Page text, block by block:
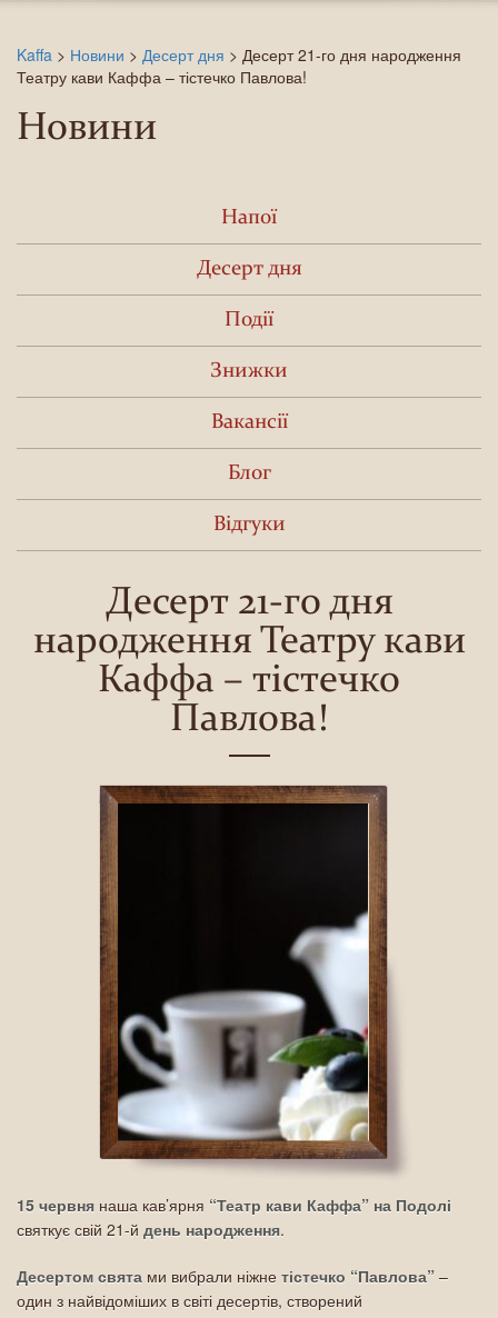
Kaffa > Новини > Десерт дня > Десерт 21-го дня народження
Театру кави Каффа – тістечко Павлова!
Новини
Напої
Десерт дня
Події
Знижки
Вакансії
Блог
Відгуки
Десерт 21-го дня
народження Театру кави
Каффа – тістечко
Павлова!
15 червня наша кав’ярня “Театр кави Каффа” на Подолі
святкує свій 21-й день народження.
Десертом свята ми вибрали ніжне тістечко “Павлова” –
один з найвідоміших в світі десертів, створений